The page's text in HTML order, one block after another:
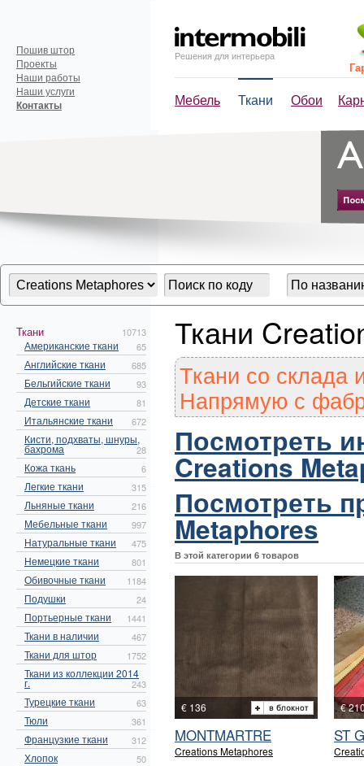
Решения для интерьера
Мебель Ткани Обои
Пошив штор
Проекты
Наши работы
Наши услуги
Контакты
Ткани 10713
Американские ткани 65
Английские ткани 685
Бельгийские ткани 93
Детские ткани 81
Итальянские ткани 672
Кисти, подхваты, шнуры,
бахрома 28
Кожа ткань 6
Легкие ткани 315
Льняные ткани 216
Мебельные ткани 997
Натуральные ткани 475
Немецкие ткани 801
Обивочные ткани 1184
Подушки 24
Портьерные ткани 1441
Ткани в наличии 467
Ткани для штор 1752
Ткани из коллекции 2014
г. 243
Турецкие ткани 63
Тюли 361
Французкие ткани 312
Хлопок 50
Ткани
Ткани со склада
Напрямую с
Посмотреть
Creations
Посмотреть
Metaphores
В этой категории 6 товаров
€ 136
MONTMARTRE
Creations Metaphores
€
ST